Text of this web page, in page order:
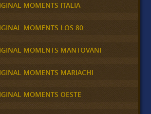
MOMENTS ITALIA
MOMENTS LOS 80
MOMENTS MANTOVANI
MOMENTS MARIACHI
MOMENTS OESTE